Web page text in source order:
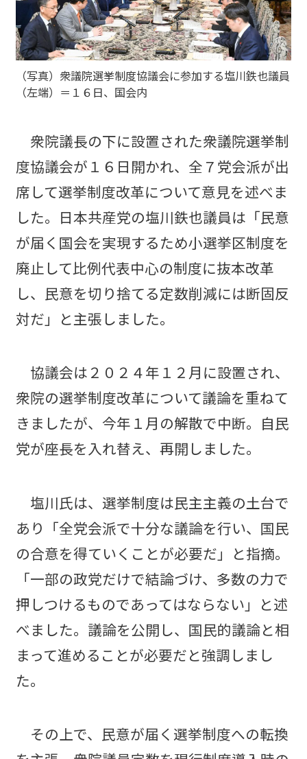
（写真）衆議院選挙制度協議会に参加する塩川鉄也議員
（左端）＝１６日、国会内
衆院議長の下に設置された衆議院選挙制
度協議会が１６日開かれ、全７党会派が出
席して選挙制度改革について意見を述べま
した。日本共産党の塩川鉄也議員は「民意
が届く国会を実現するため小選挙区制度を
廃止して比例代表中心の制度に抜本改革
し、民意を切り捨てる定数削減には断固反
対だ」と主張しました。
協議会は２０２４年１２月に設置され、
衆院の選挙制度改革について議論を重ねて
きましたが、今年１月の解散で中断。自民
党が座長を入れ替え、再開しました。
塩川氏は、選挙制度は民主主義の土台で
あり「全党会派で十分な議論を行い、国民
の合意を得ていくことが必要だ」と指摘。
「一部の政党だけで結論づけ、多数の力で
押しつけるものであってはならない」と述
べました。議論を公開し、国民的議論と相
まって進めることが必要だと強調しまし
た。
その上で、民意が届く選挙制度への転換